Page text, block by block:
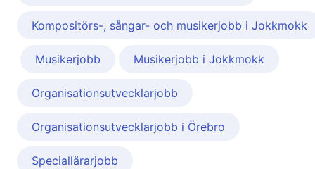
Kompositörs-, sångar- och musikerjobb i Jokkmokk
Musikerjobb Musikerjobb i Jokkmokk
Organisationsutvecklarjobb
Organisationsutvecklarjobb i Örebro
Speciallärarjobb